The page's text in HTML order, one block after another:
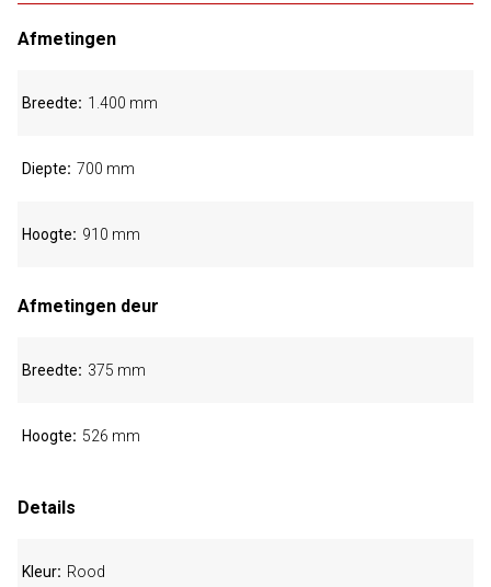
Afmetingen
Breedte 1.400 mm
Diepte 700 mm
Hoogte 910 mm
Afmetingen deur
Breedte 375 mm
Hoogte 526 mm
Details
Kleur Rood